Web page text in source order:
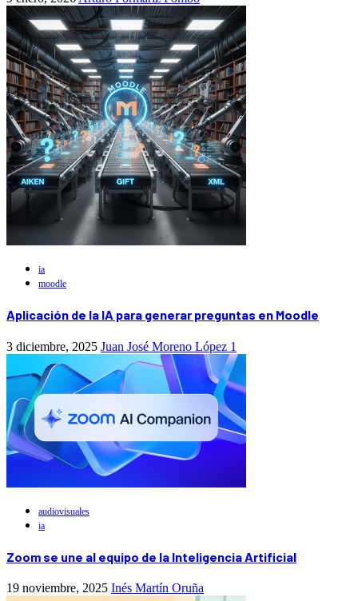
ia
moodle
Aplicación de la IA para generar preguntas en Moodle
3 diciembre, 2025 Juan José Moreno López 1
audiovisuales
ia
Zoom se une al equipo de la Inteligencia Artificial
19 noviembre, 2025 Inés Martín Oruña